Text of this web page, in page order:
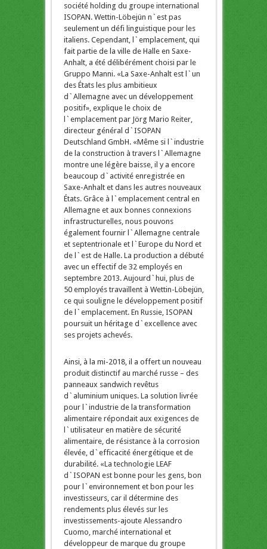
société holding du groupe international
ISOPAN. Wettin-Löbejün n`est pas
seulement un défi linguistique pour les
italiens. Cependant, l`emplacement, qui
fait partie de la ville de Halle en Saxe-
Anhalt, a été délibérément choisi par le
Gruppo Manni. «La Saxe-Anhalt est l`un
des États les plus ambitieux
d`Allemagne avec un développement
positif», explique le choix de
l`emplacement par Jörg Mario Reiter,
directeur général d`ISOPAN
Deutschland GmbH. «Même si l`industrie
de la construction à travers l`Allemagne
montre une légère baisse, il y a encore
beaucoup d`activité enregistrée en
Saxe-Anhalt et dans les autres nouveaux
États. Grâce à l`emplacement central en
Allemagne et aux bonnes connexions
infrastructurelles, nous pouvons
également fournir l`Allemagne centrale
et septentrionale et l`Europe du Nord et
de l`est de Halle. La production a débuté
avec un effectif de 32 employés en
septembre 2013. Aujourd`hui, plus de
50 employés travaillent à Wettin-Löbejün,
ce qui souligne le développement positif
de l`emplacement. En Russie, ISOPAN
poursuit un héritage d`excellence avec
ses projets achevés.
Ainsi, à la mi-2018, il a offert un nouveau
produit distinctif au marché russe – des
panneaux sandwich revêtus
d`aluminium uniques. La solution livrée
pour l`industrie de la transformation
alimentaire répondait aux exigences de
l`utilisateur en matière de sécurité
alimentaire, de résistance à la corrosion
élevée, d`efficacité énergétique et de
durabilité. «La technologie LEAF
d`ISOPAN est bonne pour les gens, bon
pour l`environnement et bon pour les
investisseurs, car il détermine des
rendements plus élevés sur les
investissements-ajoute Alessandro
Cuomo, marché international et
développeur de marque du groupe